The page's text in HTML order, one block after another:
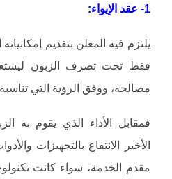
1- عقد الإيواء:
يلتزم فيه المعلن بتقديم إمكانياته
فقط تحت تصرف الزبون
مصالحه، ووفق الرؤية التي
فمقابل الأداء الذي يقوم به
الأخير الانتفاع بالتجهيزات
مقدم الخدمة، سواء كانت